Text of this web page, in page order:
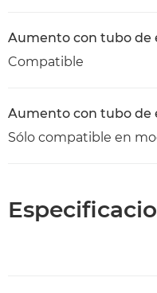
Aumento con tubo de
Compatible
Aumento con tubo de
Sólo compatible en